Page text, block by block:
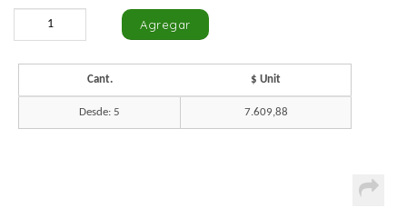
Cant. $ Unit
Desde: 5 7.609,88